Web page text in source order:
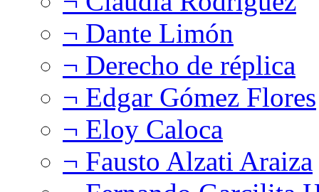
¬ Dante Limón
¬ Derecho de réplica
¬ Edgar Gómez Flores
¬ Eloy Caloca
¬ Fausto Alzati Araiza